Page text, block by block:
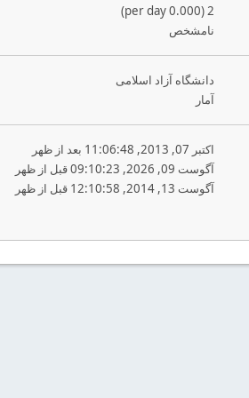
2 (0.000 per day)
نامشخص
دانشگاه آزاد اسلامی
آمار
اکتبر 07, 2013, 11:06:48 بعد از ظهر
آگوست 09, 2026, 09:10:23 قبل از ظهر
آگوست 13, 2014, 12:10:58 قبل از ظهر